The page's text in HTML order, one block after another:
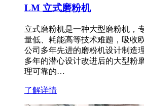
LM 立式磨粉机
立式磨粉机是一种大型磨粉机，
量低、耗能高等技术难题，吸收
公司多年先进的磨粉机设计制造
多年的潜心设计改进后的大型粉
理可靠的…
了解详情